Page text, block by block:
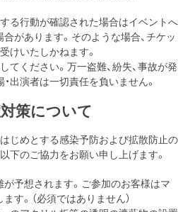
る行動が確認された場合はイベントへ
があります。そのような場合、チケッ
けいたしかねます。
てください。万一盗難、紛失、事故が発
・出演者は一切責任を負いません。
策について
じめとする感染予防および拡散防止の
下のご協力をお願い申し上げます。
予想されます。ご参加のお客様はマ
す。（必須ではありません）